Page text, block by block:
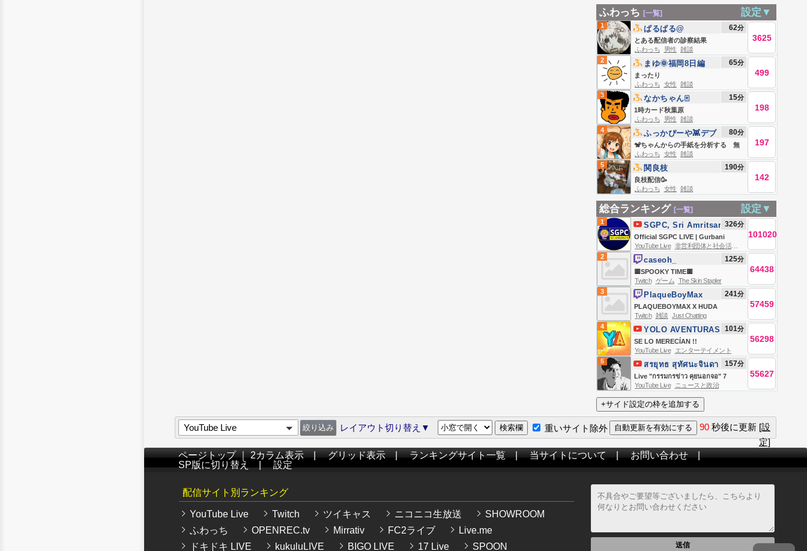
ふわっち [一覧] 設定▼
1
とある配信者の診察結果
ぱるぱる@ 62分
3625
ふわっち 男性 雑談
2
まったり
まゆ🌞福岡8日編 65分
499
ふわっち 女性 雑談
3
1時カード秋葉原
なかちゃん🀄️ 15分
198
ふわっち 男性 雑談
4
🐒ちゃんからの手紙を分析する 無
通知
ふっかぴーや👾デブ
編
80分
197
ふわっち 女性 雑談
5
良枝配信🥳
関良枝 190分
142
ふわっち 女性 雑談
総合ランキング [一覧] 設定▼
1
Official SGPC LIVE | Gurbani
Kirtan | Sachkhand Sri Harmandir
Sahib, Sri Amritsar | 07.08.2026
SGPC, Sri Amritsar 326分
101020
YouTube Live 非営利団体と社会活動
2
🟨SPOOKY TIME🟨
caseoh_ 125分
64438
Twitch ゲーム The Skin Stapler
3
PLAQUEBOYMAX X HUDA
MUSTAFA PART 2 🙃
PlaqueBoyMax 241分
57459
Twitch 雑談 Just Chatting
4
SE LO MERECÍAN !!
YOLO AVENTURAS 101分
56298
YouTube Live
エンターテイメント
5
Live "กรรมกรข่าว คุยนอกจอ" 7
สิงหาคม 2569
สรยุทธ สุทัศนะจินดา
กรรมกรข่าว
157分
55627
YouTube Live ニュースと政治
YouTube Live レイアウト切り替え▼ 重いサイト除外 90 秒後に更新 [設
定]
ページトップ｜2カラム表示|グリッド表示|ランキングサイト一覧|当サイトについて|お問い合わせ|
SP版に切り替え
設定
配信サイト別ランキング
YouTube Live Twitch ツイキャス ニコニコ生放送
SHOWROOM
ふわっち
OPENREC.tv Mirrativ FC2ライブ
Live.me
ドキドキ LIVE
kukuluLIVE BIGO LIVE 17 Live SPOON 送信